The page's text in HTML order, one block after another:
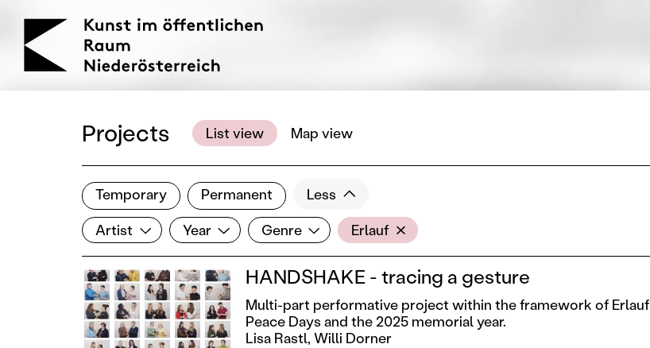
KOERNOE
Projects List view Map view
Temporary Permanent Less
Artist
Artist YearYear Genre
Genre Location
Erlauf
Filter results
Show all categories
HANDSHAKE - tracing a gesture
Multi-part performative project within the framework of Erlauf
Peace Days and the 2025 memorial year.
Lisa Rastl, Willi Dorner